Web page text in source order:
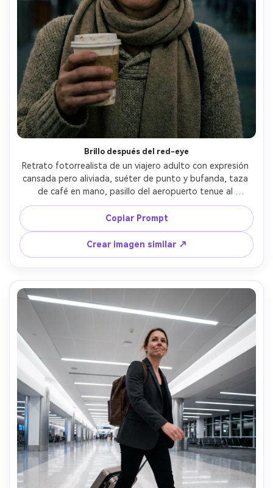
Brillo después del red-eye
Retrato fotorrealista de un viajero adulto con expresión
cansada pero aliviada, suéter de punto y bufanda, taza
de café en mano, pasillo del aeropuerto tenue al
amanecer con letreros de neón difuminados, luz baja
ambiental con relleno suave al rostro, Sony A7S III, 50mm
f/1.4, encuadre cerrado, poca profundidad de campo,
ambiente cinematográfico íntimo, textura realista bajo los
ojos, sombras naturales, alta resolución, enfoque agudo
en los ojos, grano fílmico --ar 4:5
Copiar Prompt
Crear imagen similar ↗